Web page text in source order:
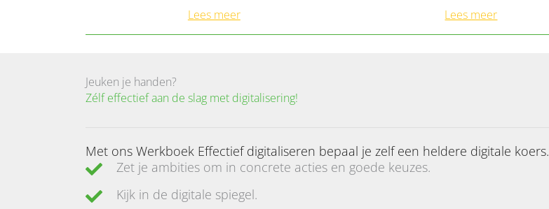
Lees meer
Lees meer
Jeuken je handen?
Zélf effectief aan de slag met digitalisering!
Met ons Werkboek Effectief digitaliseren bepaal je zelf een heldere digitale koers.
Zet je ambities om in concrete acties en goede keuzes.
Kijk in de digitale spiegel.